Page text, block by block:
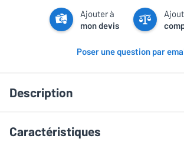
Ajouter à
mon devis
Poser une question par
Description
Points forts
Caractéristiques